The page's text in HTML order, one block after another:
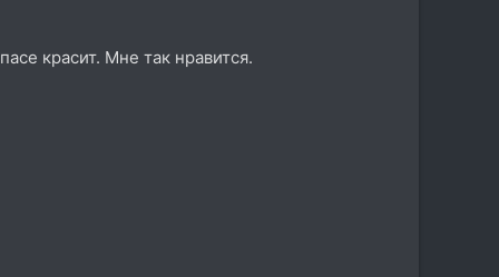
красит. Мне так нравится.